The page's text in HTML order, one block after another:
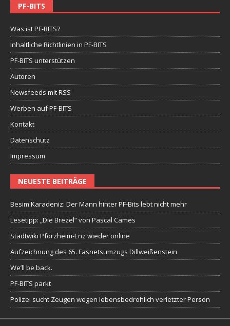
PF-BITS
Was ist PF-BITS?
Inhaltliche Richtlinien in PF-BITS
PF-BITS unterstützen
Autoren
Newsfeeds mit RSS
Werben auf PF-BITS
Kontakt
Datenschutz
Impressum
NEUESTE BEITRÄGE
Besim Karadeniz: Der Mann hinter PF-Bits lebt nicht mehr
Lesetipp: „Die Brezel“ von Pascal Cames
Stadtwiki Pforzheim-Enz wieder online
Aufzeichnung des 65. Fasnetsumzugs Dillweißenstein
We’ll be back.
PF-BITS parkt
Polizei sucht Zeugen wegen lebensbedrohlich verletzter Person